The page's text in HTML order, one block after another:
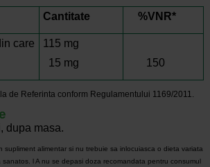
Cantitate %VNR*
care
115 mg
15 mg
150
de Referinta conform Regulamentului 1169/2011.
dupa masa.
supliment alimentar si nu trebuie sa inlocuiasca o dieta variata
l A nu se depasi doza recomandata pentru consumul